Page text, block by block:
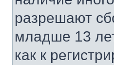
разрешают
младше 13
как к